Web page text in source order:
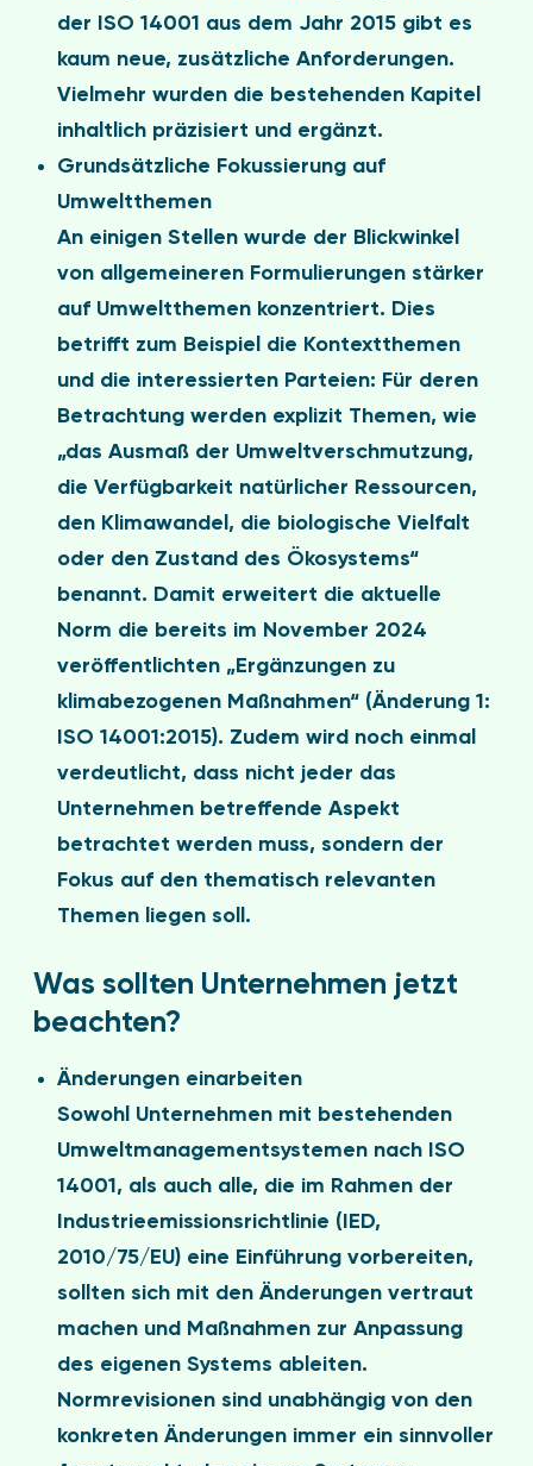
der ISO 14001 aus dem Jahr 2015 gibt es
kaum neue, zusätzliche Anforderungen.
Vielmehr wurden die bestehenden Kapitel
inhaltlich präzisiert und ergänzt.
Grundsätzliche Fokussierung auf
Umweltthemen
An einigen Stellen wurde der Blickwinkel
von allgemeineren Formulierungen stärker
auf Umweltthemen konzentriert. Dies
betrifft zum Beispiel die Kontextthemen
und die interessierten Parteien: Für deren
Betrachtung werden explizit Themen, wie
„das Ausmaß der Umweltverschmutzung,
die Verfügbarkeit natürlicher Ressourcen,
den Klimawandel, die biologische Vielfalt
oder den Zustand des Ökosystems“
benannt. Damit erweitert die aktuelle
Norm die bereits im November 2024
veröffentlichten „Ergänzungen zu
klimabezogenen Maßnahmen“ (Änderung 1:
ISO 14001:2015). Zudem wird noch einmal
verdeutlicht, dass nicht jeder das
Unternehmen betreffende Aspekt
betrachtet werden muss, sondern der
Fokus auf den thematisch relevanten
Themen liegen soll.
Was sollten Unternehmen jetzt
beachten?
Änderungen einarbeiten
Sowohl Unternehmen mit bestehenden
Umweltmanagementsystemen nach ISO
14001, als auch alle, die im Rahmen der
Industrieemissionsrichtlinie (IED,
2010/75/EU) eine Einführung vorbereiten,
sollten sich mit den Änderungen vertraut
machen und Maßnahmen zur Anpassung
des eigenen Systems ableiten.
Normrevisionen sind unabhängig von den
konkreten Änderungen immer ein sinnvoller